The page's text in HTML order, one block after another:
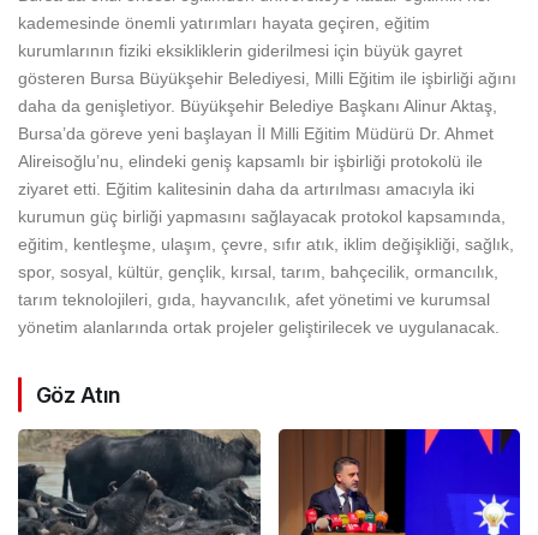
kademesinde önemli yatırımları hayata geçiren, eğitim
kurumlarının fiziki eksikliklerin giderilmesi için büyük gayret
gösteren Bursa Büyükşehir Belediyesi, Milli Eğitim ile işbirliği ağını
daha da genişletiyor. Büyükşehir Belediye Başkanı Alinur Aktaş,
Bursa’da göreve yeni başlayan İl Milli Eğitim Müdürü Dr. Ahmet
Alireisoğlu’nu, elindeki geniş kapsamlı bir işbirliği protokolü ile
ziyaret etti. Eğitim kalitesinin daha da artırılması amacıyla iki
kurumun güç birliği yapmasını sağlayacak protokol kapsamında,
eğitim, kentleşme, ulaşım, çevre, sıfır atık, iklim değişikliği, sağlık,
spor, sosyal, kültür, gençlik, kırsal, tarım, bahçecilik, ormancılık,
tarım teknolojileri, gıda, hayvancılık, afet yönetimi ve kurumsal
yönetim alanlarında ortak projeler geliştirilecek ve uygulanacak.
Göz Atın